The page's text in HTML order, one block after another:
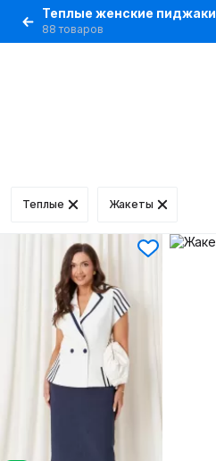
Теплые женские пиджаки
88 товаров
Теплые Жакеты